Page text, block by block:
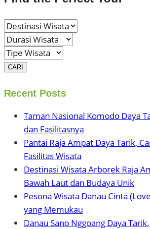
CARI
Recent Posts
Taman Nasional Komodo Daya
dan Fasilitasnya
Pantai Raja Ampat Daya Tarik,
Fasilitas Wisata
Destinasi Wisata Arborek Raja
Bawah Laut dan Budaya Unik
Pesona Wisata Danau Cinta
yang Memukau
Danau Sano Nggoang Daya